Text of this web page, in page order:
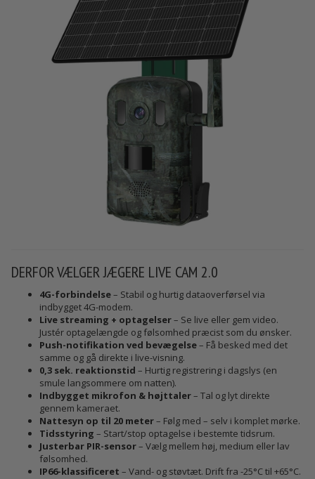
DERFOR VÆLGER JÆGERE LIVE CAM 2.0
4G-forbindelse– Stabil og hurtig dataoverførsel via
indbygget 4G-modem.
Live streaming + optagelser– Se live eller gem video.
Justér optagelængde og følsomhed præcist som du ønsker.
Push-notifikation ved bevægelse– Få besked med det
samme og gå direkte i live-visning.
0,3 sek. reaktionstid – Hurtig registrering i dagslys (en
smule langsommere om natten).
Indbygget mikrofon & højttaler– Tal og lyt direkte
gennem kameraet.
Nattesyn op til 20 meter– Følg med – selv i komplet mørke.
Tidsstyring – Start/stop optagelse i bestemte tidsrum.
Justerbar PIR-sensor– Vælg mellem høj, medium eller lav
følsomhed.
IP66-klassificeret – Vand- og støvtæt. Drift fra -25°C til +65°C.